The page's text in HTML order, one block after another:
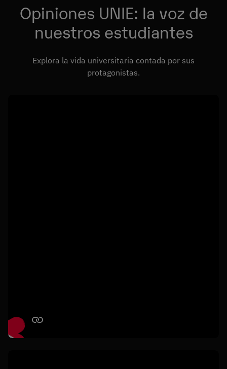
Opiniones UNIE: la voz de
nuestros estudiantes
Explora la vida universitaria contada por sus
protagonistas.